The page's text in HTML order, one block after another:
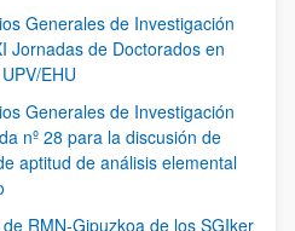
Generales de Investigación
Jornadas de Doctorados en
EHU
Generales de Investigación
nº 28 para la discusión de
aptitud de análisis elemental
RMN-Gipuzkoa de los SGIker